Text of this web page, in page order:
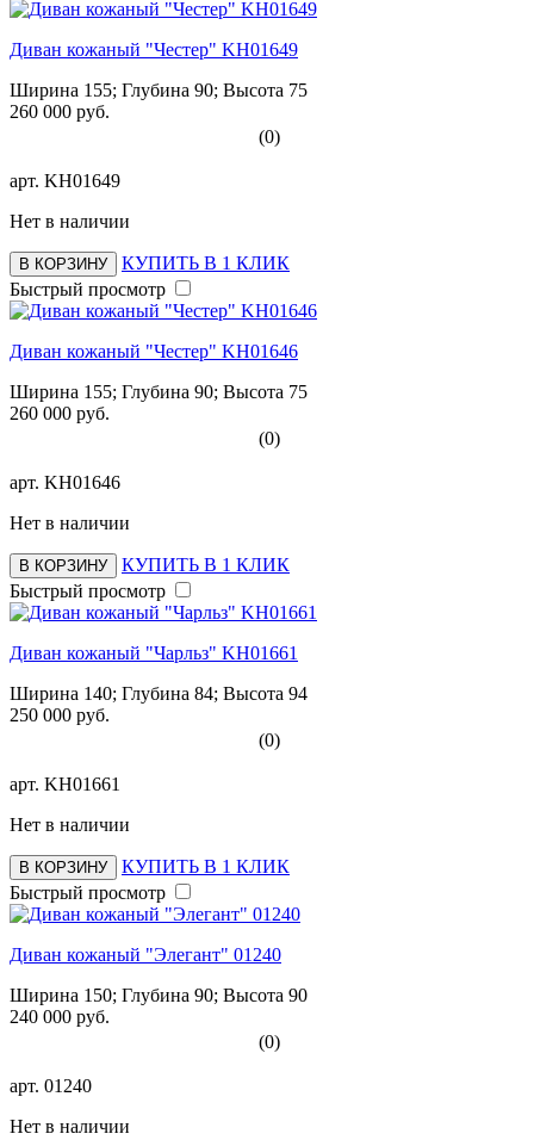
Диван кожаный "Честер" KH01649
Ширина 155; Глубина 90; Высота 75
260 000 руб.
(0)
арт. KH01649
Нет в наличии
В КОРЗИНУ
КУПИТЬ В 1 КЛИК
Быстрый просмотр
Диван кожаный "Честер" KH01646
Ширина 155; Глубина 90; Высота 75
260 000 руб.
(0)
арт. KH01646
Нет в наличии
В КОРЗИНУ
КУПИТЬ В 1 КЛИК
Быстрый просмотр
Диван кожаный "Чарльз" KH01661
Ширина 140; Глубина 84; Высота 94
250 000 руб.
(0)
арт. KH01661
Нет в наличии
В КОРЗИНУ
КУПИТЬ В 1 КЛИК
Быстрый просмотр
Диван кожаный "Элегант" 01240
Ширина 150; Глубина 90; Высота 90
240 000 руб.
(0)
арт. 01240
Нет в наличии